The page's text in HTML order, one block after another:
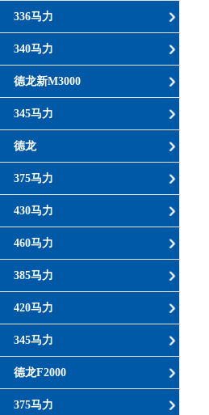
336马力
340马力
德龙新M3000
345马力
德龙
375马力
430马力
460马力
385马力
420马力
345马力
德龙F2000
375马力